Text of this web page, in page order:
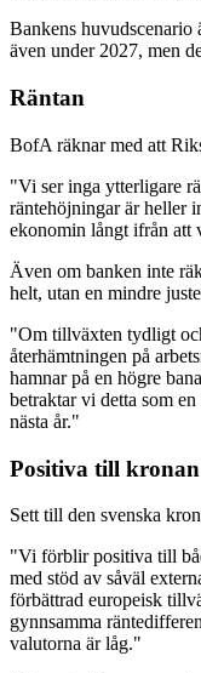
Bankens
även under 2027, men
Räntan
BofA räknar med att
"Vi ser inga ytterligare
räntehöjningar är heller
ekonomin långt ifrån att
Även om banken inte
helt, utan en mindre
"Om tillväxten tydligt
återhämtningen på
hamnar på en högre
betraktar vi detta som
nästa år."
Positiva till kronan
Sett till den svenska
"Vi förblir positiva till
med stöd av såväl
förbättrad europeisk
gynnsamma
valutorna är låg."